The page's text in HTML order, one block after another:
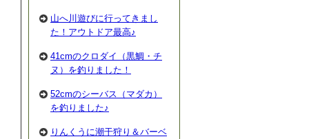
山へ川遊びに行ってきまし
た！アウトドア最高♪
41cmのクロダイ（黒鯛・チ
ヌ）を釣りました！
52cmのシーバス（マダカ）
を釣りました♪
りんくうに潮干狩り＆バーベ